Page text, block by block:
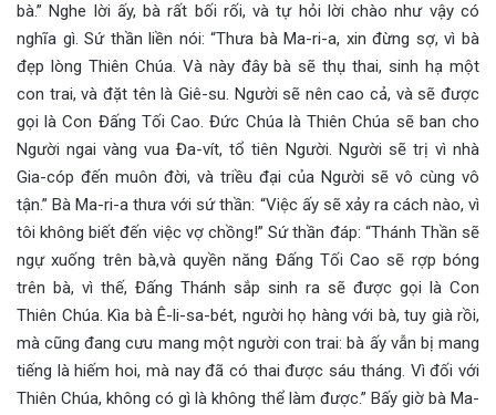
bà.” Nghe lời ấy, bà rất bối rối, và tự hỏi lời chào như vậy có
nghĩa gì. Sứ thần liền nói: “Thưa bà Ma-ri-a, xin đừng sợ, vì bà
đẹp lòng Thiên Chúa. Và này đây bà sẽ thụ thai, sinh hạ một
con trai, và đặt tên là Giê-su. Người sẽ nên cao cả, và sẽ được
gọi là Con Đấng Tối Cao. Đức Chúa là Thiên Chúa sẽ ban cho
Người ngai vàng vua Đa-vít, tổ tiên Người. Người sẽ trị vì nhà
Gia-cóp đến muôn đời, và triều đại của Người sẽ vô cùng vô
tận.” Bà Ma-ri-a thưa với sứ thần: “Việc ấy sẽ xảy ra cách nào, vì
tôi không biết đến việc vợ chồng!” Sứ thần đáp: “Thánh Thần sẽ
ngự xuống trên bà,và quyền năng Đấng Tối Cao sẽ rợp bóng
trên bà, vì thế, Đấng Thánh sắp sinh ra sẽ được gọi là Con
Thiên Chúa. Kìa bà Ê-li-sa-bét, người họ hàng với bà, tuy già rồi,
mà cũng đang cưu mang một người con trai: bà ấy vẫn bị mang
tiếng là hiếm hoi, mà nay đã có thai được sáu tháng. Vì đối với
Thiên Chúa, không có gì là không thể làm được.” Bấy giờ bà Ma-